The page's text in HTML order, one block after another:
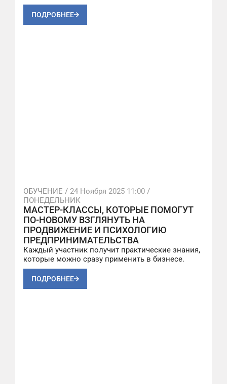
ПОДРОБНЕЕ
ОБУЧЕНИЕ / 24 Ноября 2025 11:00 /
ПОНЕДЕЛЬНИК
МАСТЕР-КЛАССЫ, КОТОРЫЕ ПОМОГУТ
ПО-НОВОМУ ВЗГЛЯНУТЬ НА
ПРОДВИЖЕНИЕ И ПСИХОЛОГИЮ
ПРЕДПРИНИМАТЕЛЬСТВА
Каждый участник получит практические знания,
которые можно сразу применить в бизнесе.
ПОДРОБНЕЕ